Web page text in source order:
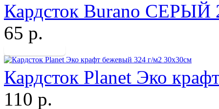
Кардсток Burano СЕРЫЙ
65 р.
Кардсток Planet Эко
110 р.